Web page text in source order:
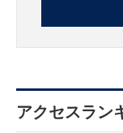
アクセスラン